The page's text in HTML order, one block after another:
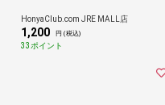
HonyaClub.com JRE MALL店
1,200 円 (税込)
33ポイント